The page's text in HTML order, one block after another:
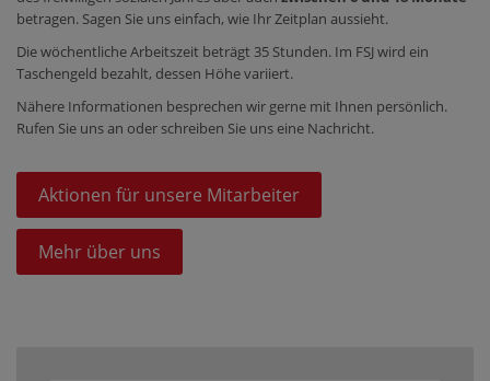
betragen. Sagen Sie uns einfach, wie Ihr Zeitplan aussieht.
Die wöchentliche Arbeitszeit beträgt 35 Stunden. Im FSJ wird ein
Taschengeld bezahlt, dessen Höhe variiert.
Nähere Informationen besprechen wir gerne mit Ihnen persönlich.
Rufen Sie uns an oder schreiben Sie uns eine Nachricht.
Aktionen für unsere Mitarbeiter
Mehr über uns